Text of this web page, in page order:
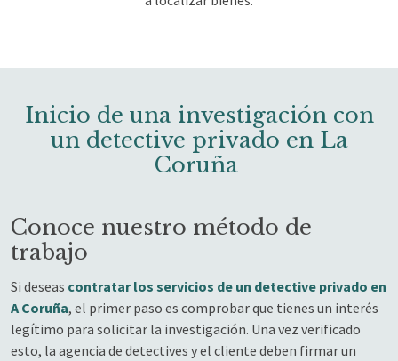
Inicio de una investigación con
un detective privado en La
Coruña
Conoce nuestro método de
trabajo
Si deseas contratar los servicios de un detective privado en
A Coruña, el primer paso es comprobar que tienes un interés
legítimo para solicitar la investigación. Una vez verificado
esto, la agencia de detectives y el cliente deben firmar un